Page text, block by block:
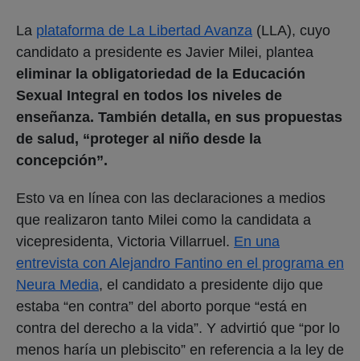
La plataforma de La Libertad Avanza (LLA), cuyo
candidato a presidente es Javier Milei, plantea
eliminar la obligatoriedad de la Educación
Sexual Integral en todos los niveles de
enseñanza. También detalla, en sus propuestas
de salud, “proteger al niño desde la
concepción”.
Esto va en línea con las declaraciones a medios
que realizaron tanto Milei como la candidata a
vicepresidenta, Victoria Villarruel. En una
entrevista con Alejandro Fantino en el programa en
Neura Media, el candidato a presidente dijo que
estaba “en contra” del aborto porque “está en
contra del derecho a la vida”. Y advirtió que “por lo
menos haría un plebiscito” en referencia a la ley de